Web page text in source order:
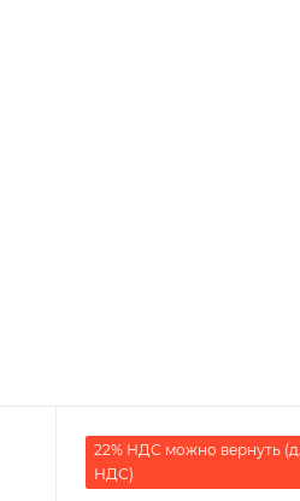
22% НДС можно вернуть
НДС)